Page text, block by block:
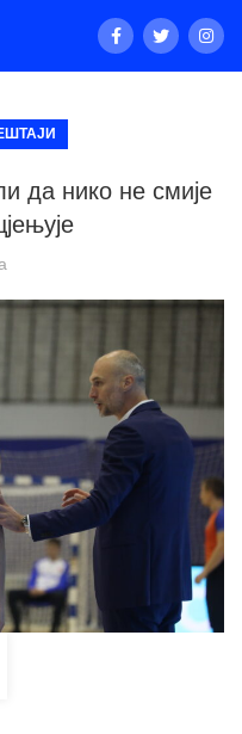
да нико не смије